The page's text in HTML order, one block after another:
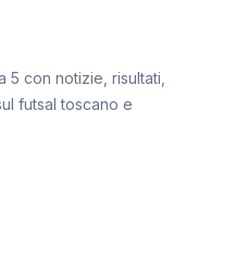
5 con notizie, risultati,
futsal toscano e